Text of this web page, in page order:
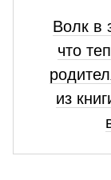
Волк в
что
из